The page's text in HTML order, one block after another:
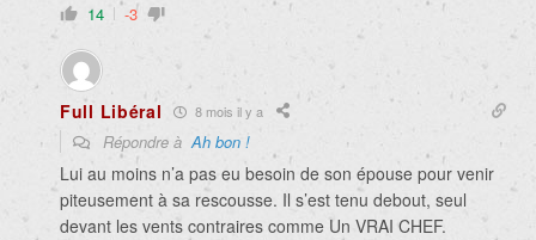
14 -3
Full Libéral 8 mois il y a
Répondre àAh bon !
Lui au moins n’a pas eu besoin de son épouse pour venir
piteusement à sa rescousse. Il s’est tenu debout, seul
devant les vents contraires comme Un VRAI CHEF.